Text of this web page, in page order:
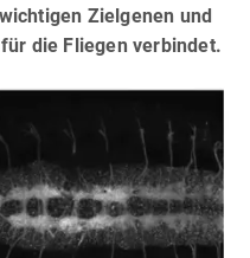
Zielgenen und
die Fliegen verbindet.